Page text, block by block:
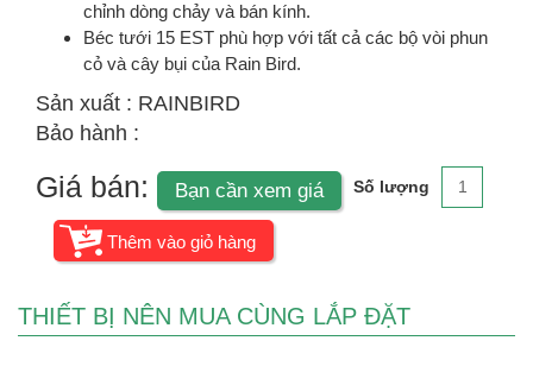
chỉnh dòng chảy và bán kính.
Béc tưới 15 EST phù hợp với tất cả các bộ vòi phun
cỏ và cây bụi của Rain Bird.
Sản xuất : RAINBIRD
Bảo hành :
Giá bán: Bạn cần xem giá Số lượng
THIẾT BỊ NÊN MUA CÙNG LẮP ĐẶT